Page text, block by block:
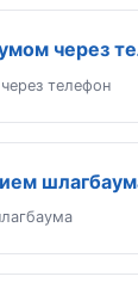
через
телефон